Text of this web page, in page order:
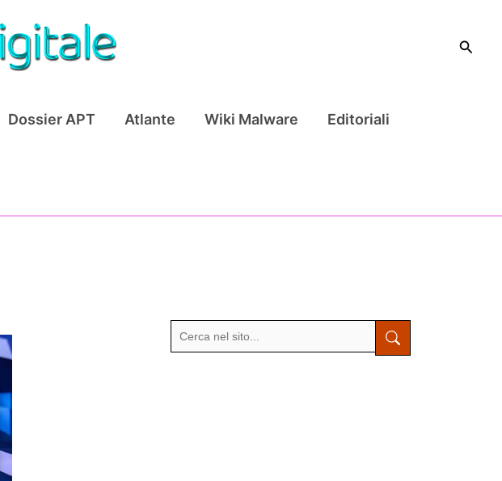
Cerca
Dossier APT Atlante Wiki Malware Editoriali